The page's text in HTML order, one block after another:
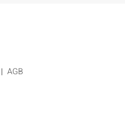
AGB